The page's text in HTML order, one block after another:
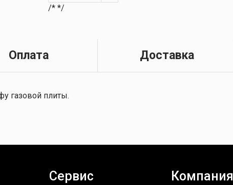
/* */
Оплата Доставка
газовой плиты.
Сервис Компания